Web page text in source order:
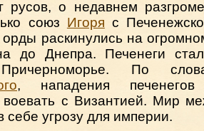
русов, о недавнем
союз Игоря с
раскинулись на
до Днепра. Печенеги
По
, нападения
воевать с Византией. Мир
себе угрозу для империи.